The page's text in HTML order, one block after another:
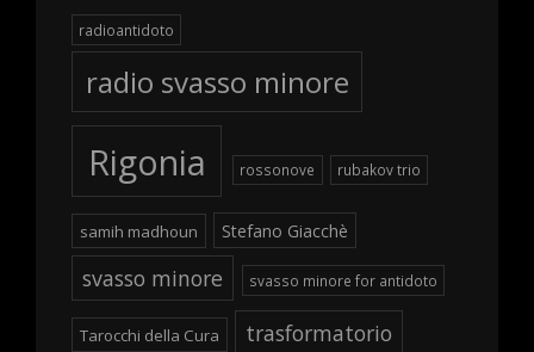
radioantidoto
radio svasso minore
Rigonia rossonove rubakov trio
samih madhoun Stefano Giacchè
svasso minore svasso minore for antidoto
Tarocchi della Cura trasformatorio